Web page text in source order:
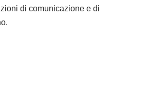
di comunicazione e di